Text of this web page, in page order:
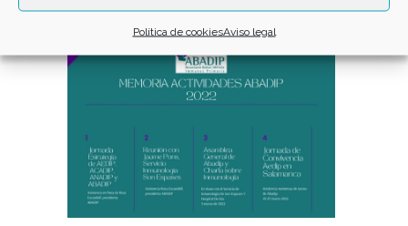
Política de cookiesAviso legal
Related Posts